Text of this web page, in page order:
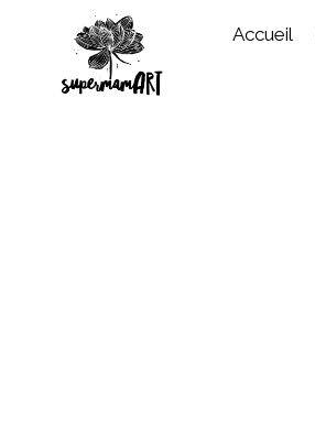
contenu
Accueil